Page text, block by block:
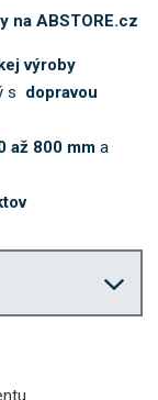
na ABSTORE.cz
výroby
s dopravou
až 800 mma